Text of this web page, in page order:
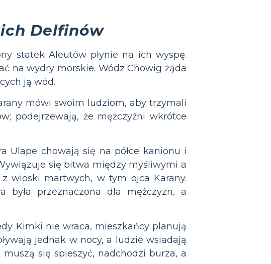
Delfinów
statek Aleutów płynie na ich wyspę.
na wydry morskie. Wódz Chowig żąda
ją wód.
mówi swoim ludziom, aby trzymali
podejrzewają, że mężczyźni wkrótce
Ulape chowają się na półce kanionu i
się bitwa między myśliwymi a
wioski martwych, w tym ojca Karany.
była przeznaczona dla mężczyzn, a
Kimki nie wraca, mieszkańcy planują
jednak w nocy, a ludzie wsiadają
się spieszyć, nadchodzi burza, a